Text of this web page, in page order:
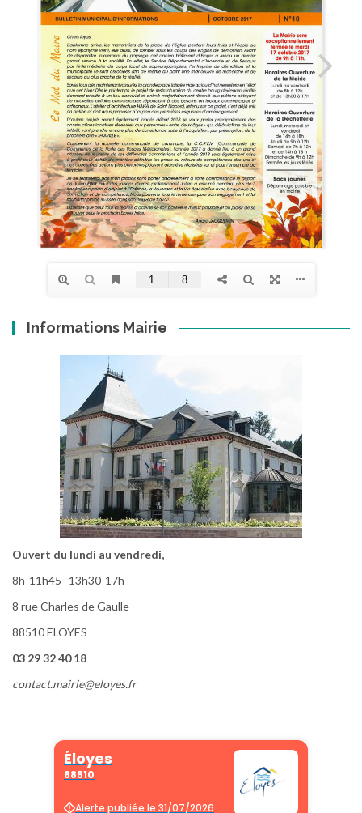
Informations Mairie
Ouvert du lundi au vendredi,
8h-11h45 13h30-17h
8 rue Charles de Gaulle
88510 ELOYES
03 29 32 40 18
contact.mairie@eloyes.fr